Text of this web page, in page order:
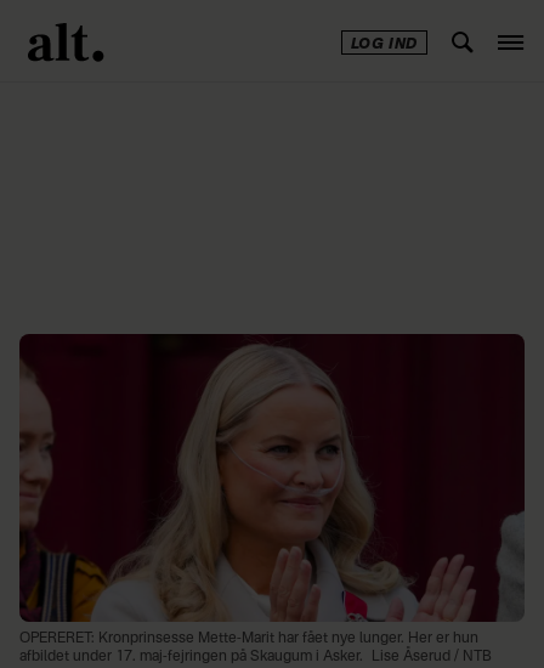
LOG IND
OPERERET: Kronprinsesse Mette-Marit har fået nye lunger. Her er hun
afbildet under 17. maj-fejringen på Skaugum i Asker.
Lise Åserud / NTB